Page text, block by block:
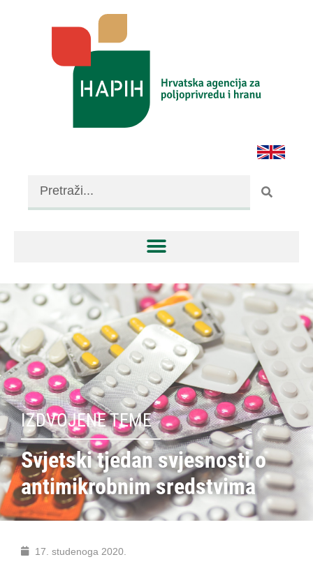
IZDVOJENE TEME
Svjetski tjedan svjesnosti o
antimikrobnim sredstvima
17. studenoga 2020.